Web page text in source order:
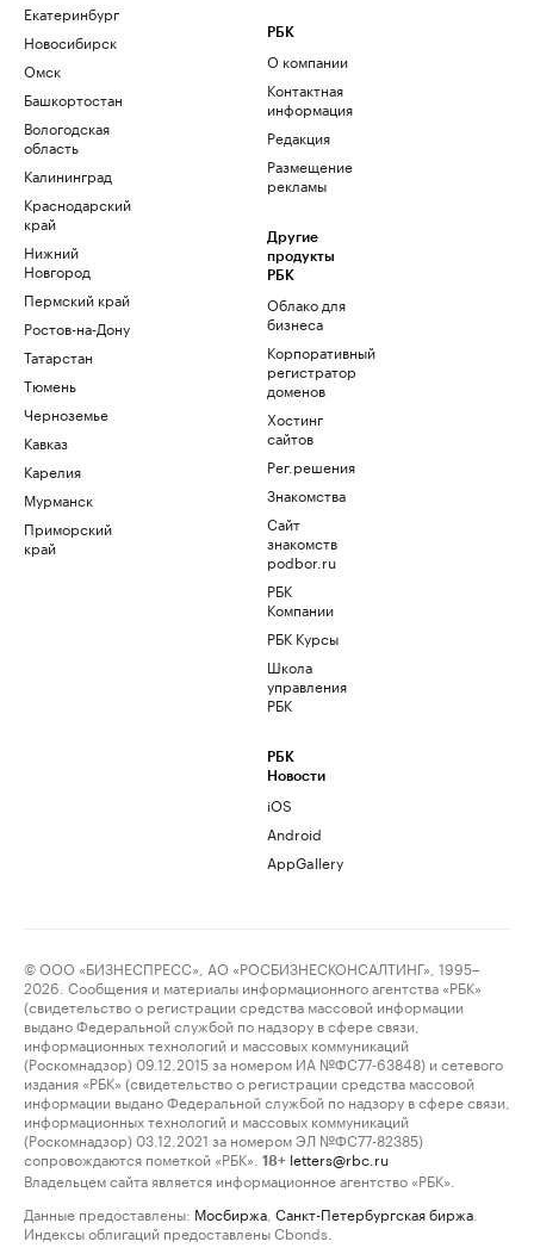
Екатеринбург
Новосибирск
Омск
Башкортостан
Вологодская
область
Калининград
Краснодарский
край
Нижний
Новгород
Пермский край
Ростов-на-Дону
Татарстан
Тюмень
Черноземье
Кавказ
Карелия
Мурманск
Приморский
край
РБК
О компании
Контактная
информация
Редакция
Размещение
рекламы
Другие
продукты
РБК
Облако для
бизнеса
Корпоративный
регистратор
доменов
Хостинг
сайтов
Рег.решения
Знакомства
Сайт
знакомств
podbor.ru
РБК
Компании
РБК Курсы
Школа
управления
РБК
РБК
Новости
iOS
Android
AppGallery
© ООО «БИЗНЕСПРЕСС», АО «РОСБИЗНЕСКОНСАЛТИНГ», 1995–
2026. Сообщения и материалы информационного агентства «РБК»
(свидетельство о регистрации средства массовой информации
выдано Федеральной службой по надзору в сфере связи,
информационных технологий и массовых коммуникаций
(Роскомнадзор) 09.12.2015 за номером ИА №ФС77-63848) и сетевого
издания «РБК» (свидетельство о регистрации средства массовой
информации выдано Федеральной службой по надзору в сфере связи,
информационных технологий и массовых коммуникаций
(Роскомнадзор) 03.12.2021 за номером ЭЛ №ФС77-82385)
сопровождаются пометкой «РБК».
18+ letters@rbc.ru
Владельцем сайта является информационное агентство «РБК».
Данные предоставлены: Мосбиржа Санкт-Петербургская биржа
Индексы облигаций предоставлены Cbonds.